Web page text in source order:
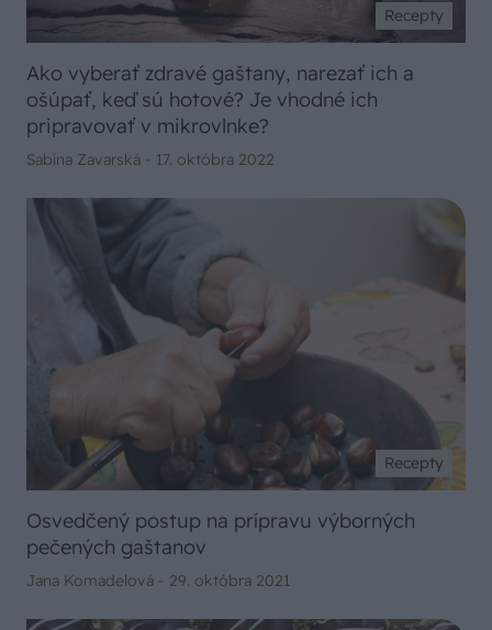
Recepty
Ako vyberať zdravé gaštany, narezať ich a
ošúpať, keď sú hotové? Je vhodné ich
pripravovať v mikrovlnke?
Sabína Zavarská - 17. októbra 2022
Recepty
Osvedčený postup na prípravu výborných
pečených gaštanov
Jana Komadelová - 29. októbra 2021